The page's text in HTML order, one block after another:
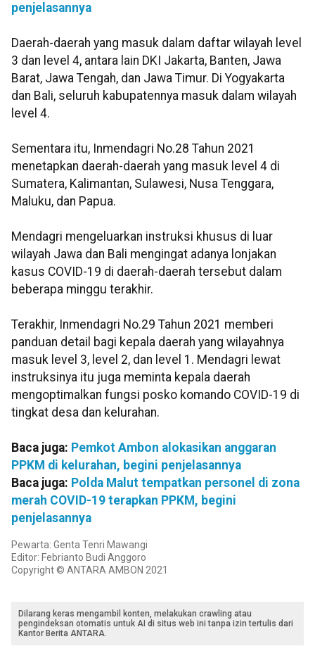
penjelasannya
Daerah-daerah yang masuk dalam daftar wilayah level
3 dan level 4, antara lain DKI Jakarta, Banten, Jawa
Barat, Jawa Tengah, dan Jawa Timur. Di Yogyakarta
dan Bali, seluruh kabupatennya masuk dalam wilayah
level 4.
Sementara itu, Inmendagri No.28 Tahun 2021
menetapkan daerah-daerah yang masuk level 4 di
Sumatera, Kalimantan, Sulawesi, Nusa Tenggara,
Maluku, dan Papua.
Mendagri mengeluarkan instruksi khusus di luar
wilayah Jawa dan Bali mengingat adanya lonjakan
kasus COVID-19 di daerah-daerah tersebut dalam
beberapa minggu terakhir.
Terakhir, Inmendagri No.29 Tahun 2021 memberi
panduan detail bagi kepala daerah yang wilayahnya
masuk level 3, level 2, dan level 1. Mendagri lewat
instruksinya itu juga meminta kepala daerah
mengoptimalkan fungsi posko komando COVID-19 di
tingkat desa dan kelurahan.
Baca juga: Pemkot Ambon alokasikan anggaran
PPKM di kelurahan, begini penjelasannya
Baca juga: Polda Malut tempatkan personel di zona
merah COVID-19 terapkan PPKM, begini
penjelasannya
Pewarta: Genta Tenri Mawangi
Editor: Febrianto Budi Anggoro
Copyright © ANTARA AMBON 2021
Dilarang keras mengambil konten, melakukan crawling atau
pengindeksan otomatis untuk AI di situs web ini tanpa izin tertulis dari
Kantor Berita ANTARA.